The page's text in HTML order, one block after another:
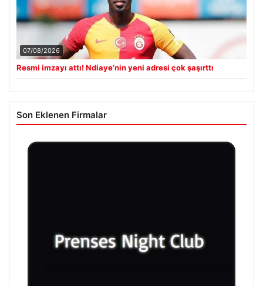
07/08/2026
Resmi imzayı attı! Ndiaye’nin yeni adresi çok şaşırttı
Son Eklenen Firmalar